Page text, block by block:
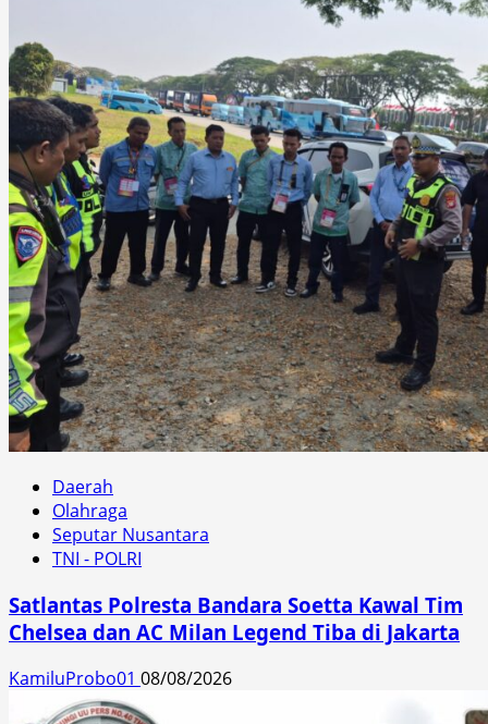
Daerah
Olahraga
Seputar Nusantara
TNI - POLRI
Satlantas Polresta Bandara Soetta Kawal Tim
Chelsea dan AC Milan Legend Tiba di Jakarta
KamiluProbo01 08/08/2026